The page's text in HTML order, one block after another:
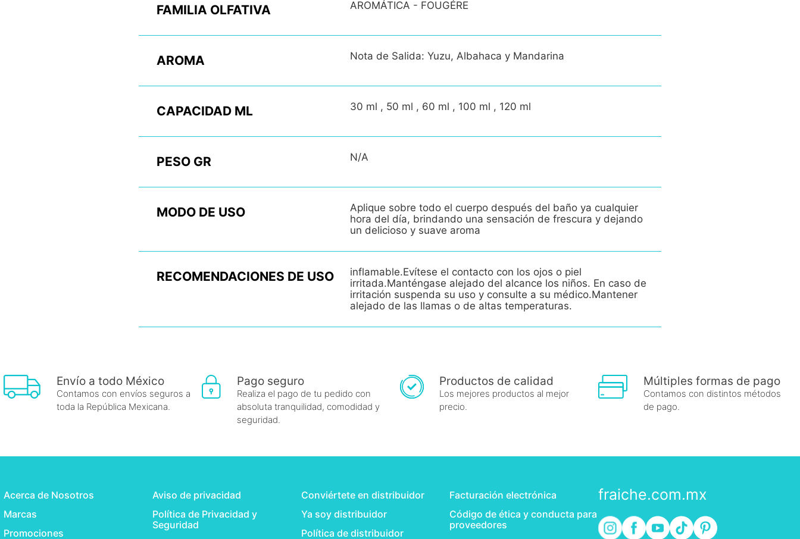
FAMILIA OLFATIVA AROMÁTICA - FOUGÉRE
AROMA Nota de Salida: Yuzu, Albahaca y Mandarina
CAPACIDAD ML 30 ml , 50 ml , 60 ml , 100 ml , 120 ml
PESO GR N/A
MODO DE USO
Aplique sobre todo el cuerpo después del baño ya cualquier
hora del día, brindando una sensación de frescura y dejando
un delicioso y suave aroma
RECOMENDACIONES DE USO
inflamable.Evítese el contacto con los ojos o piel
irritada.Manténgase alejado del alcance los niños. En caso de
irritación suspenda su uso y consulte a su médico.Mantener
alejado de las llamas o de altas temperaturas.
Envío a todo México
Contamos con envíos seguros a
toda la República Mexicana.
Pago seguro
Realiza el pago de tu pedido con
absoluta tranquilidad, comodidad y
seguridad.
Productos de calidad
Los mejores productos al mejor
precio.
Múltiples formas de pago
Contamos con distintos métodos
de pago.
Acerca de Nosotros
Marcas
Promociones
Aviso de privacidad
Política de Privacidad y
Seguridad
Conviértete en distribuidor
Ya soy distribuidor
Política de distribuidor
Facturación electrónica
Código de ética y conducta para
proveedores
fraiche.com.mx